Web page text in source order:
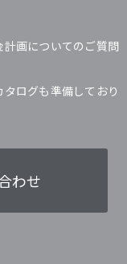
画についてのご質問
ログも準備しており
わせ